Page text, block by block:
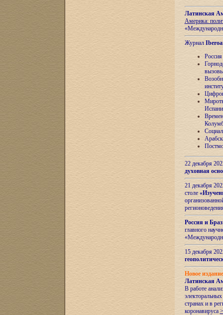
Латинская
Америка:
Журнал
22 декабря
духовная
21 декабря
столе
Россия и
главного
15 декабря
Новое
Латинская
В работе
странах и в
коронавируса